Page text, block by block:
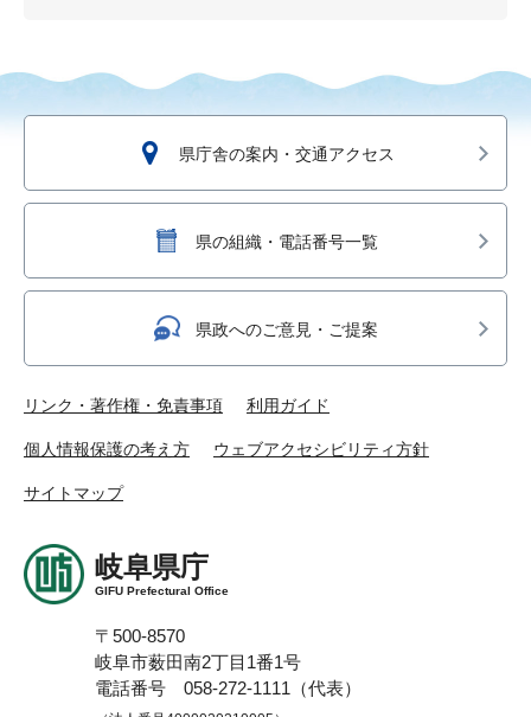
県庁舎の案内・交通アクセス
県の組織・電話番号一覧
県政へのご意見・ご提案
リンク・著作権・免責事項 利用ガイド
個人情報保護の考え方 ウェブアクセシビリティ方針
サイトマップ
岐阜県庁
GIFU Prefectural Office
〒500-8570
岐阜市薮田南2丁目1番1号
電話番号 058-272-1111（代表）